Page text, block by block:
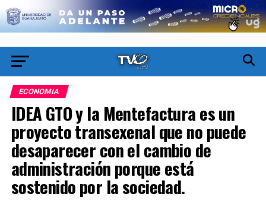
ECONOMIA
IDEA GTO y la Mentefactura es un
proyecto transexenal que no puede
desaparecer con el cambio de
administración porque está
sostenido por la sociedad.